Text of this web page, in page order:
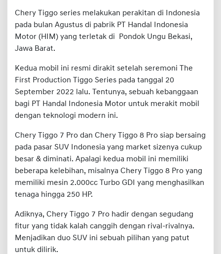
Chery Tiggo series melakukan perakitan di Indonesia
pada bulan Agustus di pabrik PT Handal Indonesia
Motor (HIM) yang terletak di Pondok Ungu Bekasi,
Jawa Barat.
Kedua mobil ini resmi dirakit setelah seremoni The
First Production Tiggo Series pada tanggal 20
September 2022 lalu. Tentunya, sebuah kebanggaan
bagi PT Handal Indonesia Motor untuk merakit mobil
dengan teknologi modern ini.
Chery Tiggo 7 Pro dan Chery Tiggo 8 Pro siap bersaing
pada pasar SUV Indonesia yang market sizenya cukup
besar & diminati. Apalagi kedua mobil ini memiliki
beberapa kelebihan, misalnya Chery Tiggo 8 Pro yang
memiliki mesin 2.000cc Turbo GDI yang menghasilkan
tenaga hingga 250 HP.
Adiknya, Chery Tiggo 7 Pro hadir dengan segudang
fitur yang tidak kalah canggih dengan rival-rivalnya.
Menjadikan duo SUV ini sebuah pilihan yang patut
untuk dilirik.